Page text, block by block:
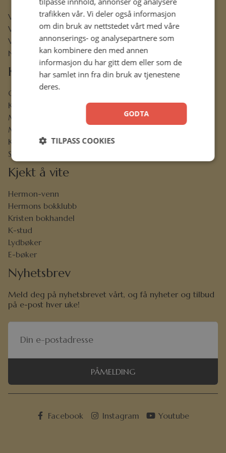
Vår visjon
Vår historie
Vårt ansvar
Nettbibel
Kundeservice
Ofte stilte spørsmål
Kontaktskjema
Min konto
Menighetsrabatt
Kjøpsbetingelser
Sikkerhet og personvern
Kjekt å vite
Hermon-venn
Hermons bokklubb
Kristen bokhandel
K-stud
Lydbøker
E-bøker
Nyhetsbrev
Meld deg på nyhetsbrevet vårt, og få nyheter og tilbud
på e-post hver uke!
PÅMELDING
Facebook Instagram Youtube
trafikken vår. Vi deler også informasjon
om din bruk av nettstedet vårt med våre
annonserings- og analysepartnere som
kan kombinere den med annen
informasjon du har gitt dem eller som de
har samlet inn fra din bruk av tjenestene
deres.
GODTA
TILPASS COOKIES